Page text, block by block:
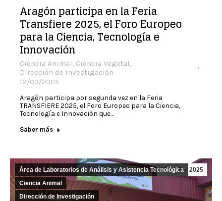
Aragón participa en la Feria
Transfiere 2025, el Foro Europeo
para la Ciencia, Tecnología e
Innovación
Ciencia Animal, Ciencia Vegetal,
Dirección de Investigación
12/03/2025
Aragón participa por segunda vez en la Feria
TRANSFIERE 2025, el Foro Europeo para la Ciencia,
Tecnología e Innovación que…
Saber más
Mar 8 2025
Área de Laboratorios de Análisis y Asistencia Tecnológica
Ciencia Animal
Dirección de Investigación